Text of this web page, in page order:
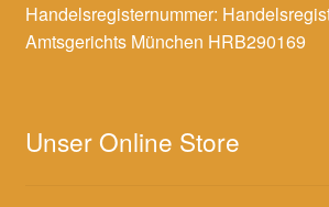
Handelsregisternummer:
Amtsgerichts München HRB290169
Unser Online Store